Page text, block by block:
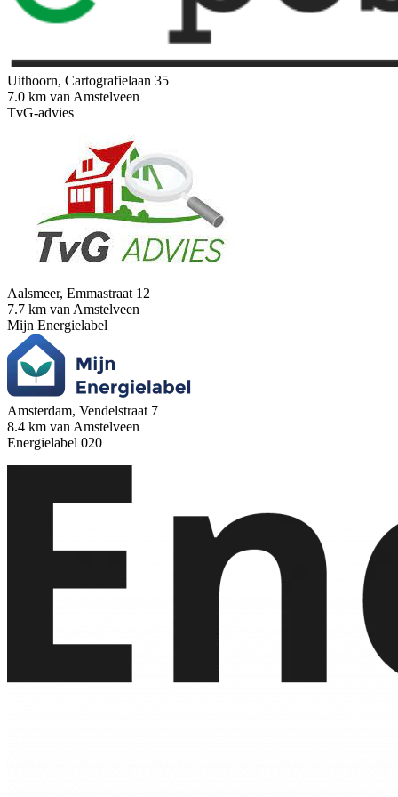
Uithoorn, Cartografielaan 35
7.0 km van Amstelveen
TvG-advies
Aalsmeer, Emmastraat 12
7.7 km van Amstelveen
Mijn Energielabel
Amsterdam, Vendelstraat 7
8.4 km van Amstelveen
Energielabel 020